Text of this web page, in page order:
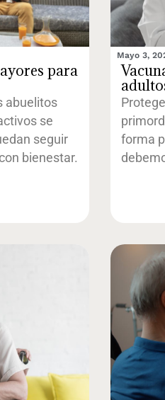
para
abuelitos
se
seguir
bienestar.
Mayo 3,
forma